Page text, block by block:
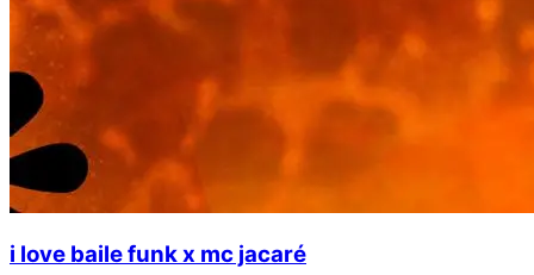
i love baile funk x mc jacaré